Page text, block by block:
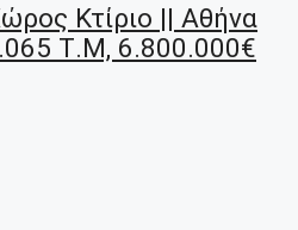
Κτίριο || Αθήνα
Τ.μ, 6.800.000€